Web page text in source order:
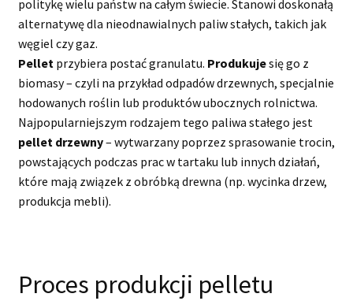
politykę wielu państw na całym świecie. Stanowi doskonałą
alternatywę dla nieodnawialnych paliw stałych, takich jak
węgiel czy gaz.
Pelletprzybiera postać granulatu. Produkujesię go z
biomasy – czyli na przykład odpadów drzewnych, specjalnie
hodowanych roślin lub produktów ubocznych rolnictwa.
Najpopularniejszym rodzajem tego paliwa stałego jest
pellet drzewny– wytwarzany poprzez sprasowanie trocin,
powstających podczas prac w tartaku lub innych działań,
które mają związek z obróbką drewna (np. wycinka drzew,
produkcja mebli).
Proces produkcji pelletu